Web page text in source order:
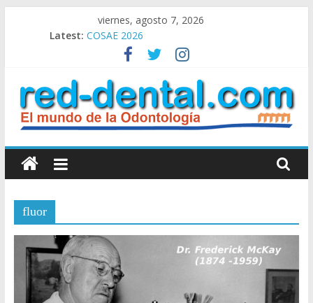
viernes, agosto 7, 2026
Latest: COSAE 2026
Congreso de Invierno SAO 2026
Clasificados Ofrecidos
Clasificados Pedidos
Clasificados: Alquiler – Compra – Venta
RED
DENTAL
Red
Dental
Mundo
fluor